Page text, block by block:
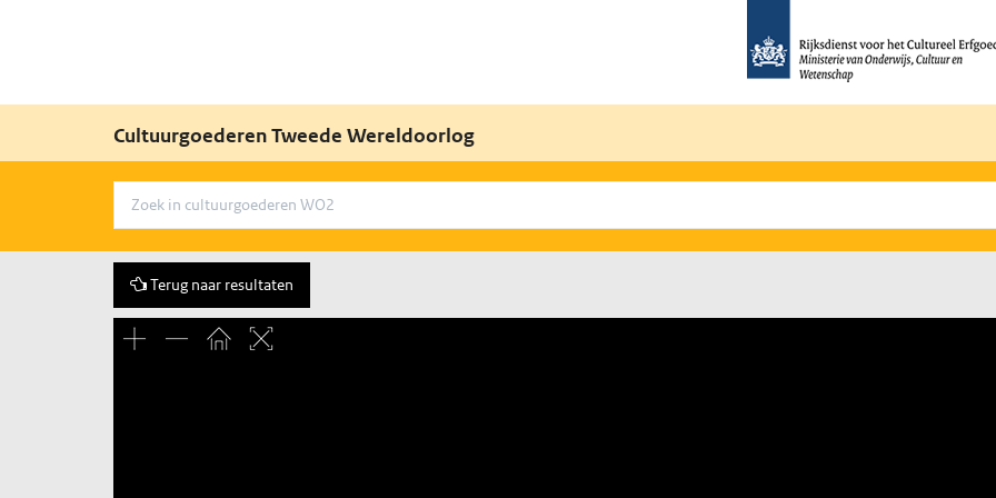
Cultuurgoederen Tweede Wereldoorlog
Terug naar resultaten